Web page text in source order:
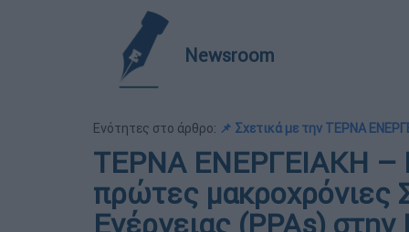
Newsroom
Ενότητες στο άρθρο: 📌 Σχετικά με την ΤΕΡΝΑ
ΤΕΡΝΑ ΕΝΕΡΓΕΙΑΚΗ –
πρώτες μακροχρόνιες
Ενέργειας (PPAs)